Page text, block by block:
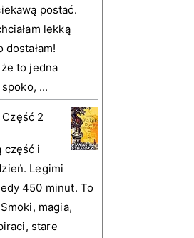
postać.
lekką
to jedna
...
2
część i
Legimi
450 minut. To
magia,
stare